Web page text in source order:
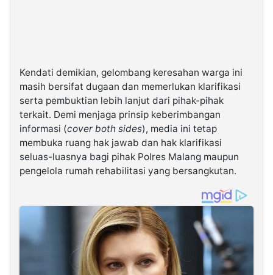
Kendati demikian, gelombang keresahan warga ini
masih bersifat dugaan dan memerlukan klarifikasi
serta pembuktian lebih lanjut dari pihak-pihak
terkait. Demi menjaga prinsip keberimbangan
informasi (cover both sides), media ini tetap
membuka ruang hak jawab dan hak klarifikasi
seluas-luasnya bagi pihak Polres Malang maupun
pengelola rumah rehabilitasi yang bersangkutan.